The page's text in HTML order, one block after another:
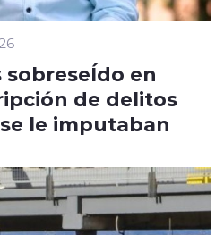
sobreseÍdo en
de delitos
le imputaban